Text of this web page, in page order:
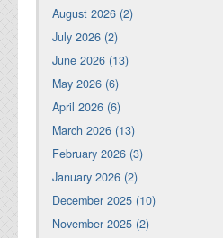
August 2026 (2)
July 2026 (2)
June 2026 (13)
May 2026 (6)
April 2026 (6)
March 2026 (13)
February 2026 (3)
January 2026 (2)
December 2025 (10)
November 2025 (2)